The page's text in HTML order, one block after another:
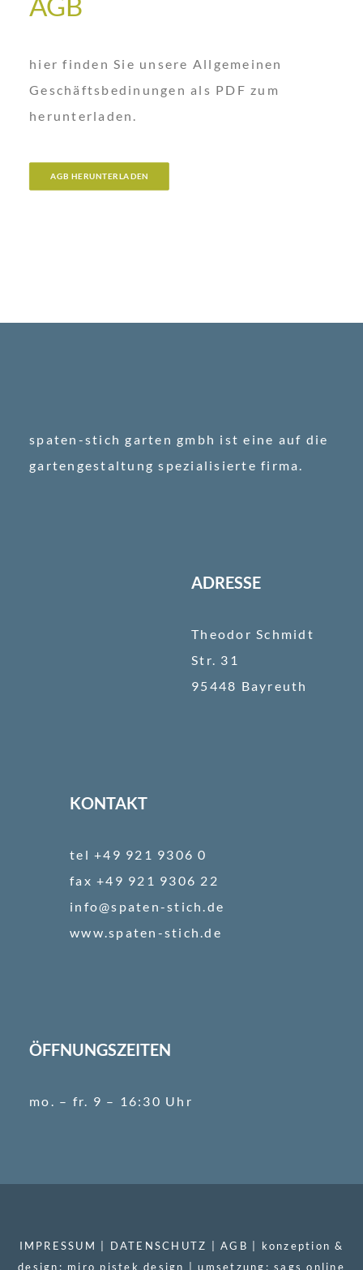
hier finden Sie unsere Allgemeinen
Geschäftsbedinungen als PDF zum
herunterladen.
AGB HERUNTERLADEN
spaten-stich garten gmbh ist eine auf die
gartengestaltung spezialisierte firma.
ADRESSE
Theodor Schmidt
Str. 31
95448 Bayreuth
KONTAKT
tel +49 921 9306 0
fax +49 921 9306 22
info@spaten-stich.de
www.spaten-stich.de
ÖFFNUNGSZEITEN
mo. – fr. 9 – 16:30 Uhr
IMPRESSUM DATENSCHUTZ AGB
| konzeption &
design: miro pistek design | umsetzung:sags online